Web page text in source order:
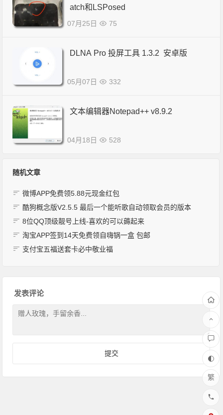
atch和LSPosed
07月25日 75
DLNA Pro 投屏工具 1.3.2 安卓版
05月07日 332
文本编辑器Notepad++ v8.9.2
04月18日 528
随机文章
微博APP免费领5.88元现金红包
酷狗概念版V2.5.5 最后一个能听歌自动领取会员的版本
8位QQ顶级靓号上线-喜欢的可以薅起来
淘宝APP签到14天免费领自嗨锅一盒 包邮
支付宝五福送套卡必中敬业福
发表评论
繁